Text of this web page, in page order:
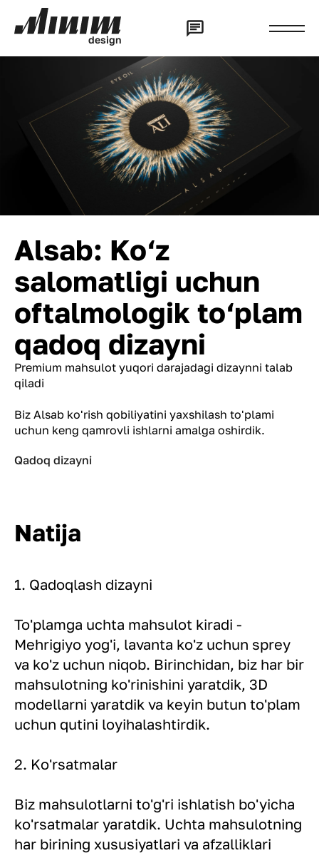
design
Alsab: Ko‘z
salomatligi uchun
oftalmologik to‘plam
qadoq dizayni
Premium mahsulot yuqori darajadagi dizaynni talab
qiladi
Biz Alsab ko'rish qobiliyatini yaxshilash to'plami
uchun keng qamrovli ishlarni amalga oshirdik.
Qadoq dizayni
Natija
1. Qadoqlash dizayni
To'plamga uchta mahsulot kiradi -
Mehrigiyo yog'i, lavanta ko'z uchun sprey
va ko'z uchun niqob. Birinchidan, biz har bir
mahsulotning ko'rinishini yaratdik, 3D
modellarni yaratdik va keyin butun to'plam
uchun qutini loyihalashtirdik.
2. Ko'rsatmalar
Biz mahsulotlarni to'g'ri ishlatish bo'yicha
ko'rsatmalar yaratdik. Uchta mahsulotning
har birining xususiyatlari va afzalliklari